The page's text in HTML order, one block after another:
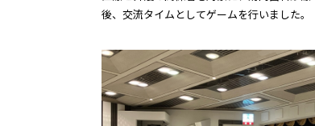
後、交流タイムとしてゲームを行いました。